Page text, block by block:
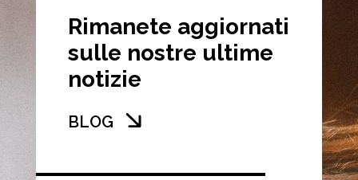
Rimanete aggiornati
sulle nostre ultime
notizie
BLOG